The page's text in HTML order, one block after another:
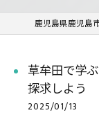
草牟田で学
探求しよう
2025/01/13